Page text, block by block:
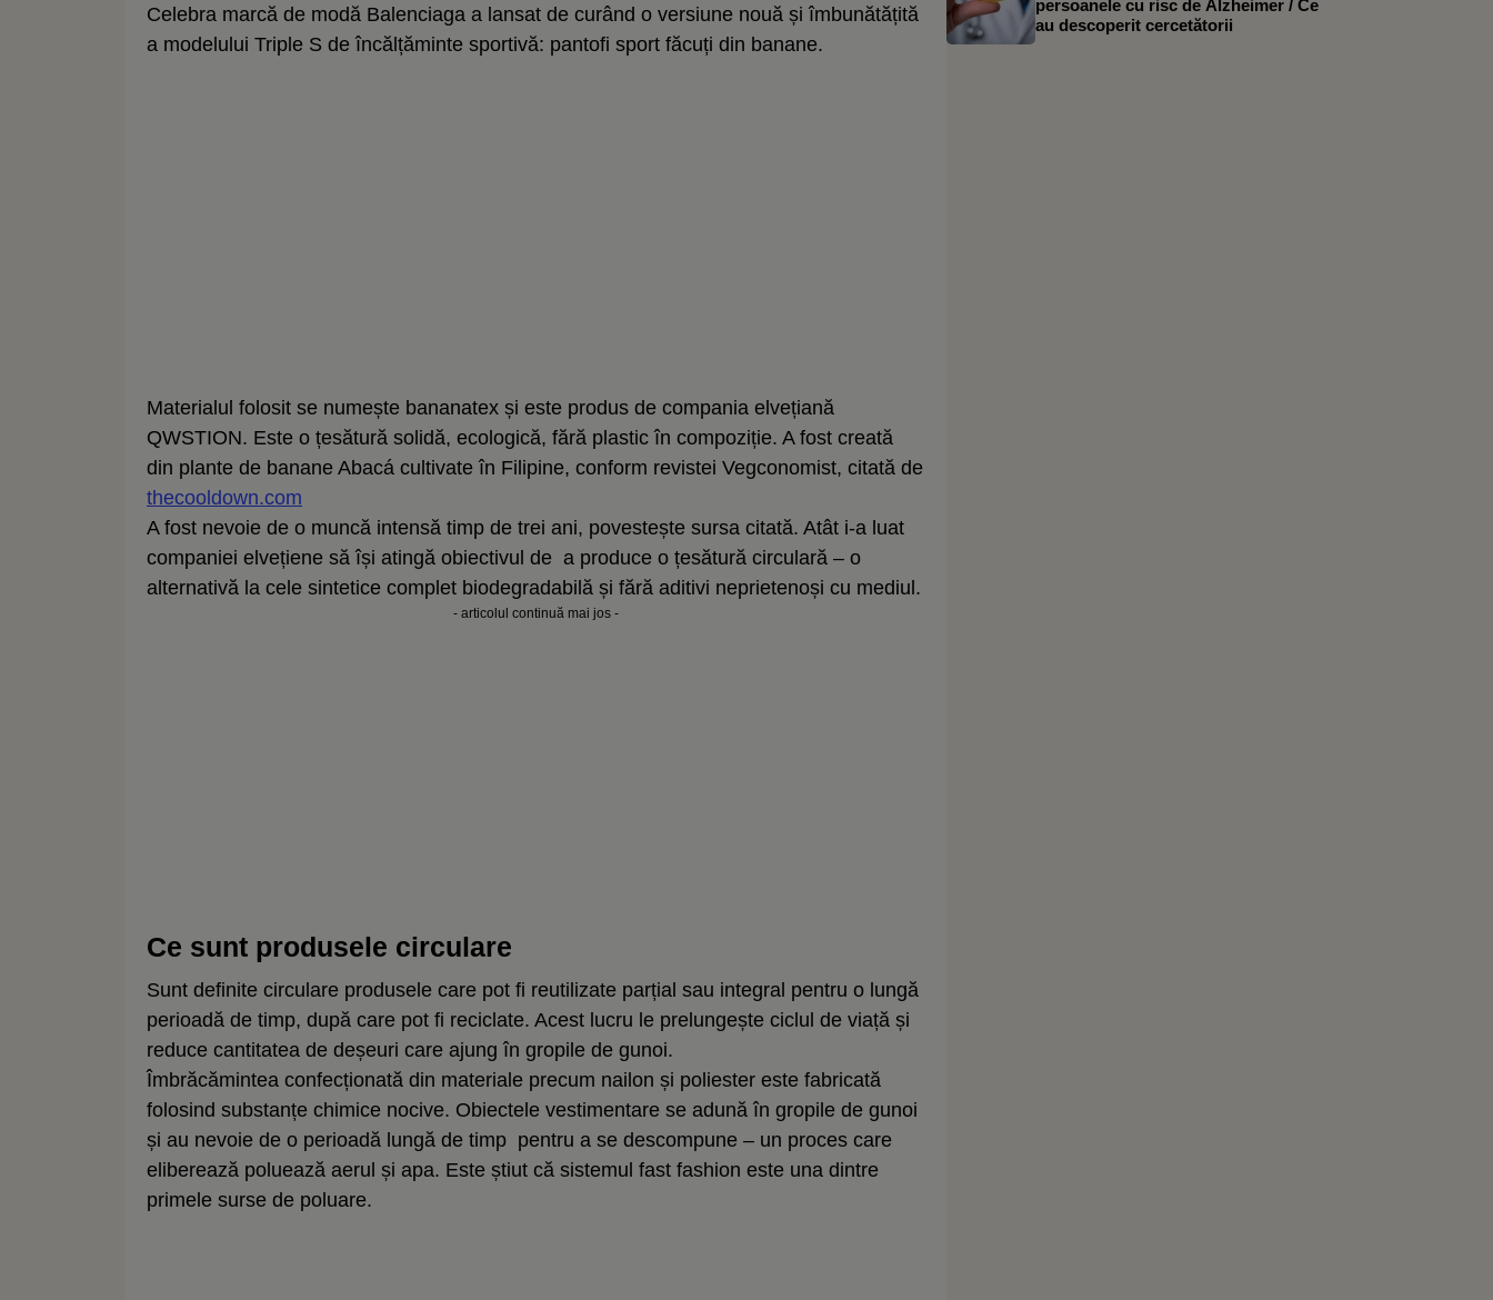
Celebra marcă de modă Balenciaga a lansat de curând o versiune nouă și îmbunătățită
a modelului Triple S de încălțăminte sportivă: pantofi sport făcuți din banane.
Materialul folosit se numește bananatex și este produs de compania elvețiană
QWSTION. Este o țesătură solidă, ecologică, fără plastic în compoziție. A fost creată
din plante de banane Abacá cultivate în Filipine, conform revistei Vegconomist, citată de
thecooldown.com
A fost nevoie de o muncă intensă timp de trei ani, povestește sursa citată. Atât i-a luat
companiei elvețiene să își atingă obiectivul de a produce o țesătură circulară – o
alternativă la cele sintetice complet biodegradabilă și fără aditivi neprietenoși cu mediul.
- articolul continuă mai jos -
Ce sunt produsele circulare
Sunt definite circulare produsele care pot fi reutilizate parțial sau integral pentru o lungă
perioadă de timp, după care pot fi reciclate. Acest lucru le prelungește ciclul de viață și
reduce cantitatea de deșeuri care ajung în gropile de gunoi.
Îmbrăcămintea confecționată din materiale precum nailon și poliester este fabricată
folosind substanțe chimice nocive. Obiectele vestimentare se adună în gropile de gunoi
și au nevoie de o perioadă lungă de timp pentru a se descompune – un proces care
eliberează poluează aerul și apa. Este știut că sistemul fast fashion este una dintre
primele surse de poluare.
persoanele cu risc de Alzheimer / Ce
au descoperit cercetătorii